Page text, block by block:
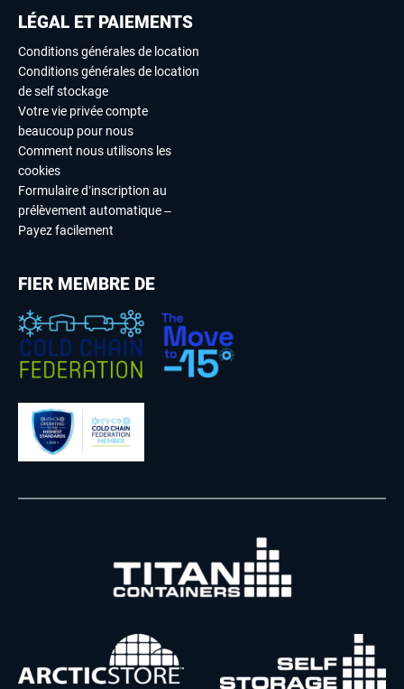
LÉGAL ET PAIEMENTS
Conditions générales de location
Conditions générales de location
de self stockage
Votre vie privée compte
beaucoup pour nous
Comment nous utilisons les
cookies
Formulaire d’inscription au
prélèvement automatique –
Payez facilement
FIER MEMBRE DE